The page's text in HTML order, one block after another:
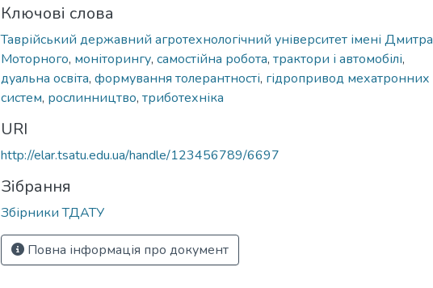
Ключові слова
Таврійський державний агротехнологічний університет імені Дмитра
Моторного, моніторингу, самостійна робота, трактори і автомобілі,
дуальна освіта, формування толерантності, гідропривод мехатронних
систем, рослинництво, триботехніка
URI
http://elar.tsatu.edu.ua/handle/123456789/6697
Зібрання
Збірники ТДАТУ
Повна інформація про документ